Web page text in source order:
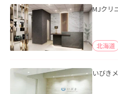
MJクリ
北海道
いびき